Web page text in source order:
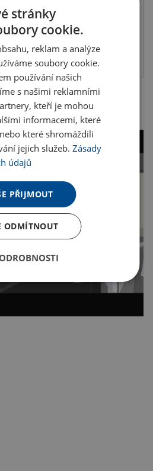
z kvalitní umělé kůže a zavíráním na
tisku: laser L1, L2 a tamponová T3
stránky
cookie.
reklam a analýze
soubory cookie.
používání našich
s našimi reklamními
kteří je mohou
informacemi, které
které shromáždili
jejich služeb.Zásady
údajů
PŘIJMOUT
ODMÍTNOUT